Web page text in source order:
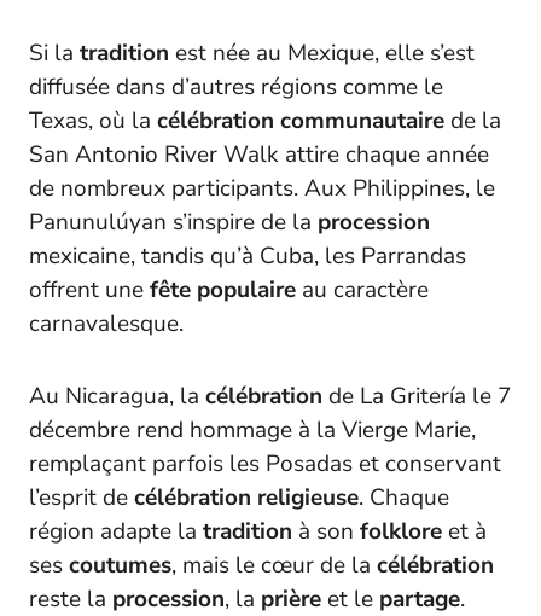
Si la tradition est née au Mexique, elle s’est
diffusée dans d’autres régions comme le
Texas, où la célébration communautaire de la
San Antonio River Walk attire chaque année
de nombreux participants. Aux Philippines, le
Panunulúyan s’inspire de la procession
mexicaine, tandis qu’à Cuba, les Parrandas
offrent unefête populaire au caractère
carnavalesque.
Au Nicaragua, la célébration de La Gritería le 7
décembre rend hommage à la Vierge Marie,
remplaçant parfois les Posadas et conservant
l’esprit decélébration religieuse. Chaque
région adapte la tradition à son folklore et à
sescoutumes, mais le cœur de la célébration
reste la procession, la prière et le partage.